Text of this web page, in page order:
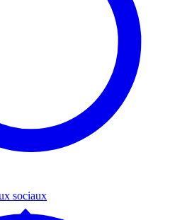
sociaux